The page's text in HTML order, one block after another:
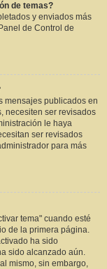
de temas?
y enviados más
de Control de
mensajes publicados en
necesiten ser revisados
le haya
ser revisados
para más
tema" cuando esté
de la primera página.
ha sido
sido alcanzado aún.
mismo, sin embargo,